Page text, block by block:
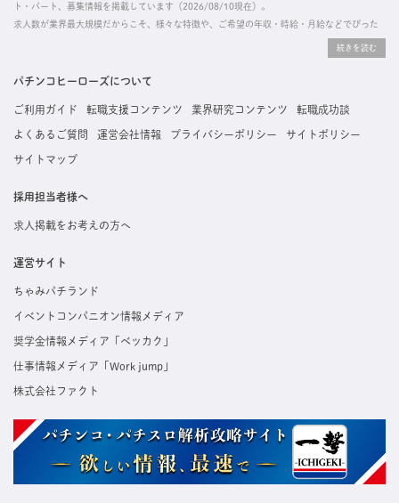
ト・パート、募集情報を掲載しています（2026/08/10現在）。
求人数が業界最大規模だからこそ、様々な特徴や、ご希望の年収・時給・月給などでぴった
掲載している求人は、すべて契約法人様から寄せられた正規の求人情報です。応募いただい
た内容はすぐに直接事業所に届くためスムーズに転職・復職できます。
パチンコヒーローズについて
ご利用ガイド 転職支援コンテンツ 業界研究コンテンツ 転職成功談
よくあるご質問 運営会社情報 プライバシーポリシー サイトポリシー
サイトマップ
採用担当者様へ
求人掲載をお考えの方へ
運営サイト
ちゃみパチランド
イベントコンパニオン情報メディア
奨学金情報メディア「ベッカク」
仕事情報メディア「Work jump」
株式会社ファクト